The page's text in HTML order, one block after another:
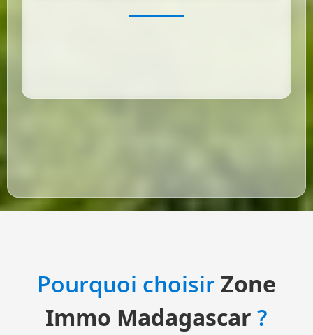
Pourquoi choisirZone
Immo Madagascar ?